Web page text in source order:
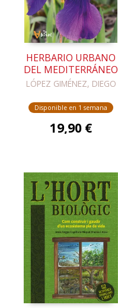
HERBARIO URBANO
DEL MEDITERRÁNEO
LÓPEZ GIMÉNEZ, DIEGO
Disponible en 1 semana
19,90 €